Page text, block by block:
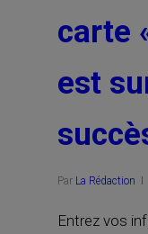
carte
est
Par La Rédaction
Entrez vos